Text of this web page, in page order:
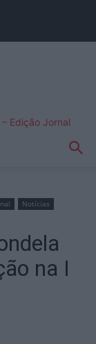
Edição Jornal
Notícias
na I